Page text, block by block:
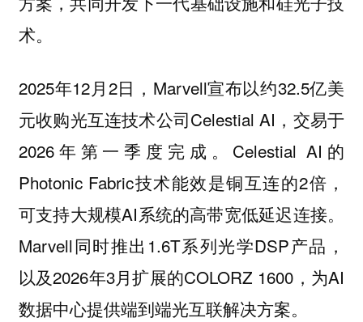
术。
2025年12月2日，Marvell宣布以约32.5亿美
元收购光互连技术公司Celestial AI，交易于
2026年第一季度完成。Celestial AI的
Photonic Fabric技术能效是铜互连的2倍，
可支持大规模AI系统的高带宽低延迟连接。
Marvell同时推出1.6T系列光学DSP产品，
以及2026年3月扩展的COLORZ 1600，为AI
数据中心提供端到端光互联解决方案。